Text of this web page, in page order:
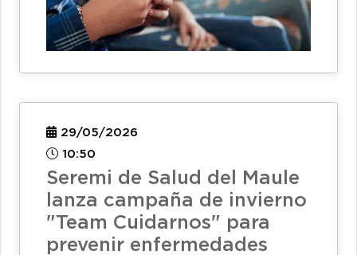
29/05/2026
10:50
Seremi de Salud del Maule
lanza campaña de invierno
"Team Cuidarnos" para
prevenir enfermedades